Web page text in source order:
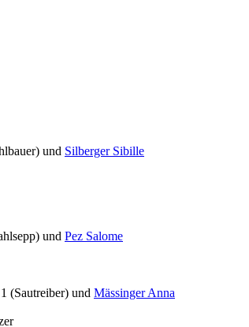
und Silberger Sibille
und Pez Salome
(Sautreiber) und Mässinger Anna